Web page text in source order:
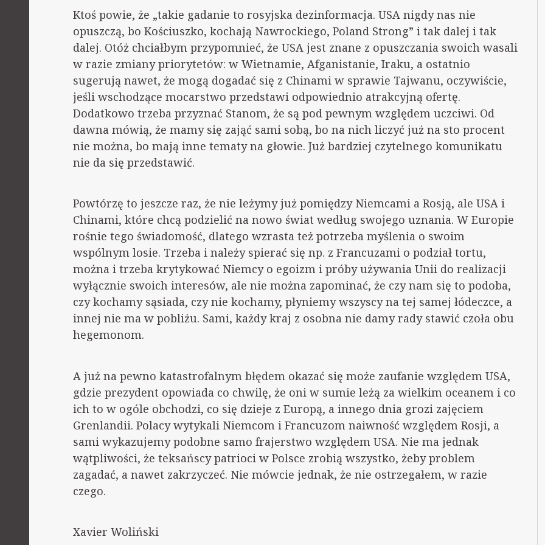
Ktoś powie, że „takie gadanie to rosyjska dezinformacja. USA nigdy nas nie
opuszczą, bo Kościuszko, kochają Nawrockiego, Poland Strong” i tak dalej i tak
dalej. Otóż chciałbym przypomnieć, że USA jest znane z opuszczania swoich wasali
w razie zmiany priorytetów: w Wietnamie, Afganistanie, Iraku, a ostatnio
sugerują nawet, że mogą dogadać się z Chinami w sprawie Tajwanu, oczywiście,
jeśli wschodzące mocarstwo przedstawi odpowiednio atrakcyjną ofertę.
Dodatkowo trzeba przyznać Stanom, że są pod pewnym względem uczciwi. Od
dawna mówią, że mamy się zająć sami sobą, bo na nich liczyć już na sto procent
nie można, bo mają inne tematy na głowie. Już bardziej czytelnego komunikatu
nie da się przedstawić.
Powtórzę to jeszcze raz, że nie leżymy już pomiędzy Niemcami a Rosją, ale USA i
Chinami, które chcą podzielić na nowo świat według swojego uznania. W Europie
rośnie tego świadomość, dlatego wzrasta też potrzeba myślenia o swoim
wspólnym losie. Trzeba i należy spierać się np. z Francuzami o podział tortu,
można i trzeba krytykować Niemcy o egoizm i próby używania Unii do realizacji
wyłącznie swoich interesów, ale nie można zapominać, że czy nam się to podoba,
czy kochamy sąsiada, czy nie kochamy, płyniemy wszyscy na tej samej łódeczce, a
innej nie ma w pobliżu. Sami, każdy kraj z osobna nie damy rady stawić czoła obu
hegemonom.
A już na pewno katastrofalnym błędem okazać się może zaufanie względem USA,
gdzie prezydent opowiada co chwilę, że oni w sumie leżą za wielkim oceanem i co
ich to w ogóle obchodzi, co się dzieje z Europą, a innego dnia grozi zajęciem
Grenlandii. Polacy wytykali Niemcom i Francuzom naiwność względem Rosji, a
sami wykazujemy podobne samo frajerstwo względem USA. Nie ma jednak
wątpliwości, że teksańscy patrioci w Polsce zrobią wszystko, żeby problem
zagadać, a nawet zakrzyczeć. Nie mówcie jednak, że nie ostrzegałem, w razie
czego.
Xavier Woliński